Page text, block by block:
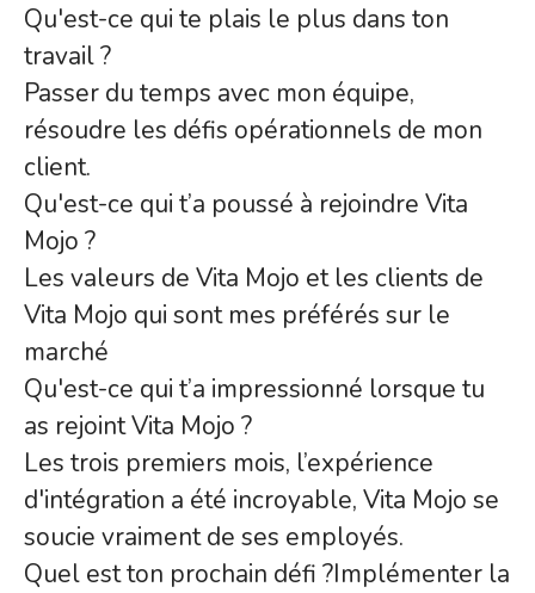
Qu'est-ce qui te plais le plus dans ton
travail ?
Passer du temps avec mon équipe,
résoudre les défis opérationnels de mon
client.
Qu'est-ce qui t’a poussé à rejoindre Vita
Mojo ?
Les valeurs de Vita Mojo et les clients de
Vita Mojo qui sont mes préférés sur le
marché
Qu'est-ce qui t’a impressionné lorsque tu
as rejoint Vita Mojo ?
Les trois premiers mois, l’expérience
d'intégration a été incroyable, Vita Mojo se
soucie vraiment de ses employés.
Quel est ton prochain défi ?Implémenter la